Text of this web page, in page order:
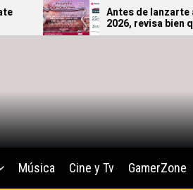
Antes de lanzarte al
2026, revisa bien qué
podrás ingresar al
Música Cine y Tv GamerZone